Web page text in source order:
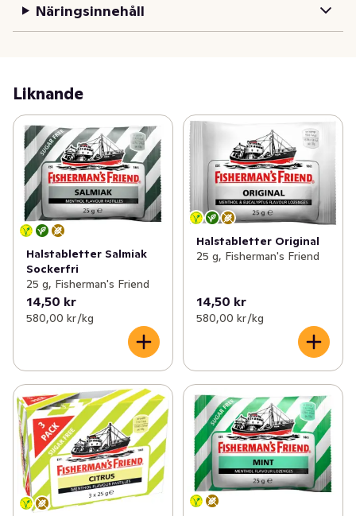
Näringsinnehåll
Liknande
Halstabletter Salmiak
Sockerfri
25 g, Fisherman's Friend
14,50 kr
580,00 kr /kg
Halstabletter Original
25 g, Fisherman's Friend
14,50 kr
580,00 kr /kg